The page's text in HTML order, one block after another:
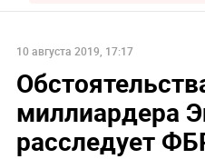
10 августа 2019, 17:17
миллиардера
расследует